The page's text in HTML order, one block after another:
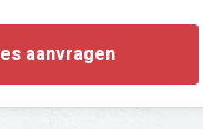
aanvragen